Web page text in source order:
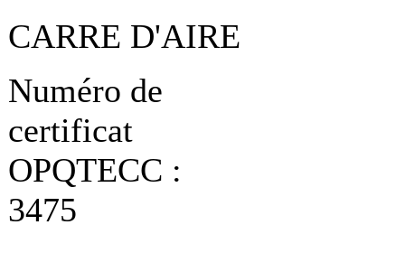
CARRE D'AIRE
Numéro de
certificat
OPQTECC :
3475